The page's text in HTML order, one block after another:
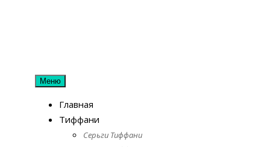
Меню
Главная
Тиффани
Серьги Тиффани